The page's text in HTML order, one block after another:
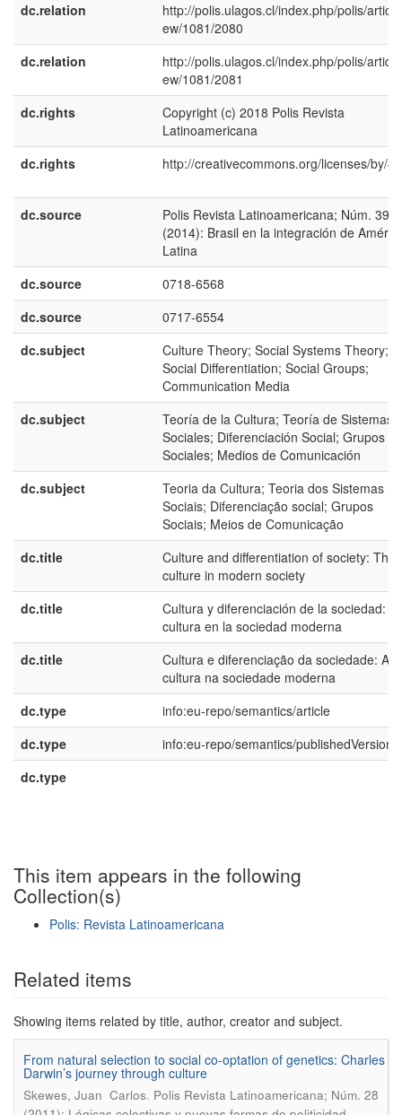
dc.relation
http://polis.ulagos.cl/index.php/polis/
ew/1081/2080
dc.relation
http://polis.ulagos.cl/index.php/polis/
ew/1081/2081
dc.rights
Copyright (c) 2018 Polis Revista
Latinoamericana
dc.rights
http://creativecommons.org/licenses/by/
dc.source
Polis Revista Latinoamericana; Núm. 39
(2014): Brasil en la integración de
Latina
dc.source
0718-6568
dc.source
0717-6554
dc.subject
Culture Theory; Social Systems Theory;
Social Differentiation; Social Groups;
Communication Media
dc.subject
Teoría de la Cultura; Teoría de Sistemas
Sociales; Diferenciación Social; Grupos
Sociales; Medios de Comunicación
dc.subject
Teoria da Cultura; Teoria dos Sistemas
Sociais; Diferenciação social; Grupos
Sociais; Meios de Comunicação
dc.title
Culture and differentiation of society: The
culture in modern society
dc.title
Cultura y diferenciación de la sociedad:
cultura en la sociedad moderna
dc.title
Cultura e diferenciação da sociedade: A
cultura na sociedade moderna
dc.type
info:eu-repo/semantics/article
dc.type
info:eu-repo/semantics/publishedVersion
dc.type
This item appears in the following
Collection(s)
Polis: Revista Latinoamericana
Related items
Showing items related by title, author, creator and subject.
From natural selection to social co-optation of genetics: Charles
Darwin’s journey through culture
Skewes, Juan Carlos. Polis Revista Latinoamericana; Núm. 28